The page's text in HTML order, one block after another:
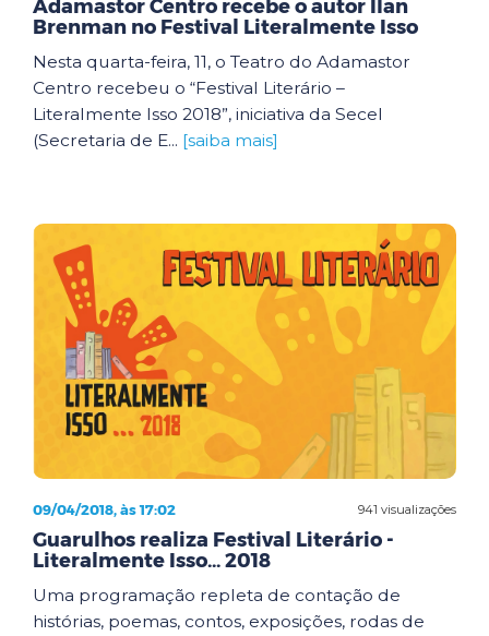
Adamastor Centro recebe o autor Ilan
Brenman no Festival Literalmente Isso
Nesta quarta-feira, 11, o Teatro do Adamastor
Centro recebeu o “Festival Literário –
Literalmente Isso 2018”, iniciativa da Secel
(Secretaria de E... [saiba mais]
941 visualizações
09/04/2018, às 17:02
Guarulhos realiza Festival Literário -
Literalmente Isso... 2018
Uma programação repleta de contação de
histórias, poemas, contos, exposições, rodas de